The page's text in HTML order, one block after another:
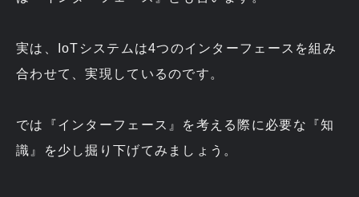
実は、IoTシステムは4つのインターフェースを組み
合わせて、実現しているのです。
では『インターフェース』を考える際に必要な『知
識』を少し掘り下げてみましょう。